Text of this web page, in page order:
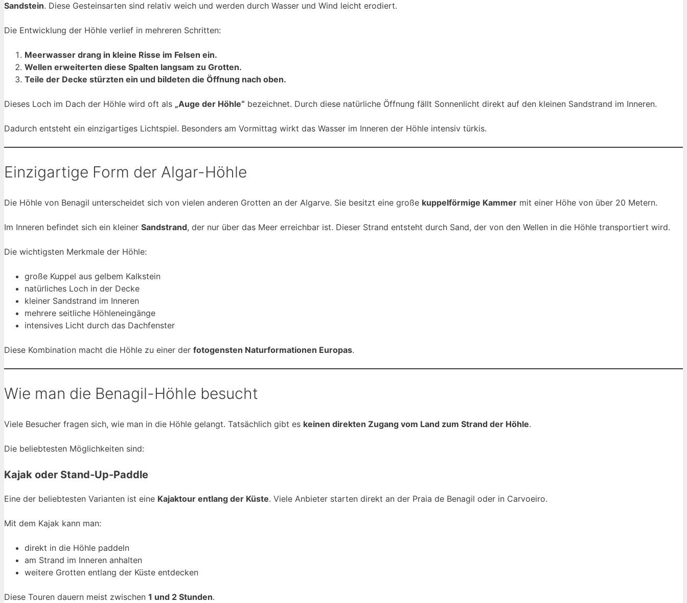
Sandstein. Diese Gesteinsarten sind relativ weich und werden durch Wasser und Wind leicht erodiert.
Die Entwicklung der Höhle verlief in mehreren Schritten:
Meerwasser drang in kleine Risse im Felsen ein.
Wellen erweiterten diese Spalten langsam zu Grotten.
Teile der Decke stürzten ein und bildeten die Öffnung nach oben.
Dieses Loch im Dach der Höhle wird oft als „Auge der Höhle“ bezeichnet. Durch diese natürliche Öffnung fällt Sonnenlicht direkt auf den kleinen Sandstrand im Inneren.
Dadurch entsteht ein einzigartiges Lichtspiel. Besonders am Vormittag wirkt das Wasser im Inneren der Höhle intensiv türkis.
Einzigartige Form der Algar-Höhle
Die Höhle von Benagil unterscheidet sich von vielen anderen Grotten an der Algarve. Sie besitzt eine große kuppelförmige Kammer mit einer Höhe von über 20 Metern.
Im Inneren befindet sich ein kleiner Sandstrand, der nur über das Meer erreichbar ist. Dieser Strand entsteht durch Sand, der von den Wellen in die Höhle transportiert wird.
Die wichtigsten Merkmale der Höhle:
große Kuppel aus gelbem Kalkstein
natürliches Loch in der Decke
kleiner Sandstrand im Inneren
mehrere seitliche Höhleneingänge
intensives Licht durch das Dachfenster
Diese Kombination macht die Höhle zu einer der fotogensten Naturformationen Europas.
Wie man die Benagil-Höhle besucht
Viele Besucher fragen sich, wie man in die Höhle gelangt. Tatsächlich gibt es keinen direkten Zugang vom Land zum Strand der Höhle.
Die beliebtesten Möglichkeiten sind:
Kajak oder Stand-Up-Paddle
Eine der beliebtesten Varianten ist eine Kajaktour entlang der Küste. Viele Anbieter starten direkt an der Praia de Benagil oder in Carvoeiro.
Mit dem Kajak kann man:
direkt in die Höhle paddeln
am Strand im Inneren anhalten
weitere Grotten entlang der Küste entdecken
Diese Touren dauern meist zwischen 1 und 2 Stunden.